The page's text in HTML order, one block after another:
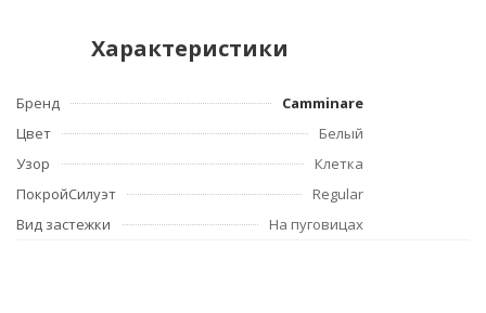
Характеристики
Бренд
Camminare
Цвет
Белый
Узор
Клетка
ПокройСилуэт
Regular
Вид застежки
На пуговицах